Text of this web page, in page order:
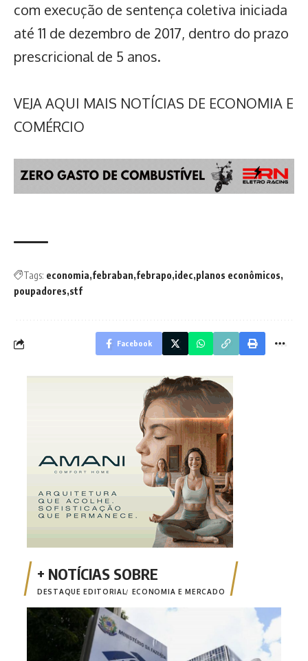
com execução de sentença coletiva iniciada
até 11 de dezembro de 2017, dentro do prazo
prescricional de 5 anos.
VEJA AQUI MAIS NOTÍCIAS DE ECONOMIA E
COMÉRCIO
Tags: economia febraban febrapo idec planos econômicos
poupadores stf
Facebook
DESTAQUE EDITORIAL ECONOMIA E MERCADO